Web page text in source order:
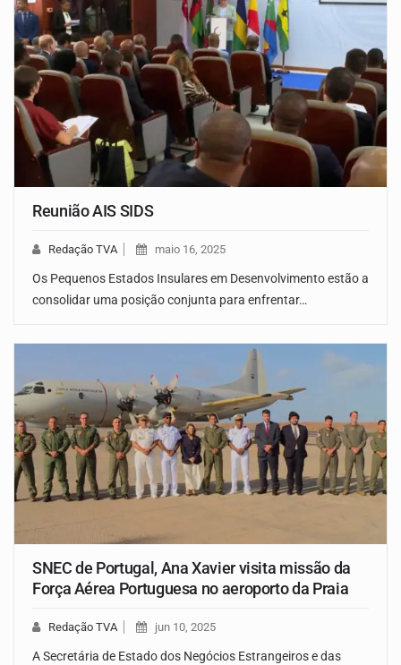
Reunião AIS SIDS
Redação TVA maio 16, 2025
Os Pequenos Estados Insulares em Desenvolvimento estão a
consolidar uma posição conjunta para enfrentar…
SNEC de Portugal, Ana Xavier visita missão da
Força Aérea Portuguesa no aeroporto da Praia
Redação TVA jun 10, 2025
A Secretária de Estado dos Negócios Estrangeiros e das